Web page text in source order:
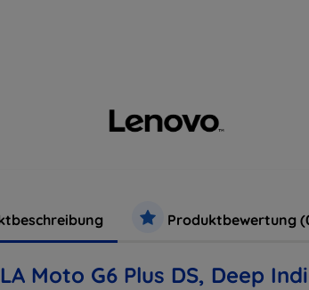
Produktbewertung
Moto G6 Plus DS, Deep